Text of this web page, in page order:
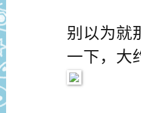
别以为就
一下，大